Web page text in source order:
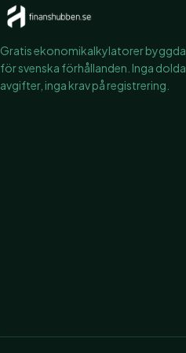
Gratis ekonomikalkylatorer byggda
för svenska förhållanden. Inga dolda
avgifter, inga krav på registrering.